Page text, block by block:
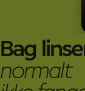
Bag
normalt